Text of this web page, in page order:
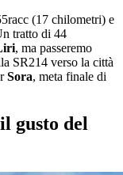
(17 chilometri) e
tratto di 44
, ma passeremo
SR214 verso la città
Sora, meta finale di
gusto del